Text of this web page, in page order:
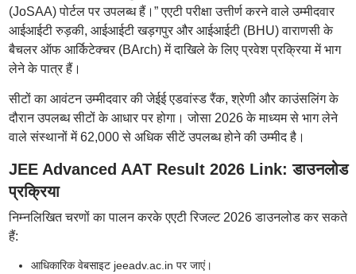
(JoSAA) पोर्टल पर उपलब्ध हैं।” एएटी परीक्षा उत्तीर्ण करने वाले उम्मीदवार
आईआईटी रुड़की, आईआईटी खड़गपुर और आईआईटी (BHU) वाराणसी के
बैचलर ऑफ आर्किटेक्चर (BArch) में दाखिले के लिए प्रवेश प्रक्रिया में भाग
लेने के पात्र हैं।
सीटों का आवंटन उम्मीदवार की जेईई एडवांस्ड रैंक, श्रेणी और काउंसलिंग के
दौरान उपलब्ध सीटों के आधार पर होगा। जोसा 2026 के माध्यम से भाग लेने
वाले संस्थानों में 62,000 से अधिक सीटें उपलब्ध होने की उम्मीद है।
JEE Advanced AAT Result 2026 Link: डाउनलोड
प्रक्रिया
निम्नलिखित चरणों का पालन करके एएटी रिजल्ट 2026 डाउनलोड कर सकते
हैं:
आधिकारिक वेबसाइट jeeadv.ac.in पर जाएं।